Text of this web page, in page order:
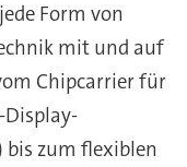
Form von
mit und auf
Chipcarrier für
Display-
bis zum flexiblen